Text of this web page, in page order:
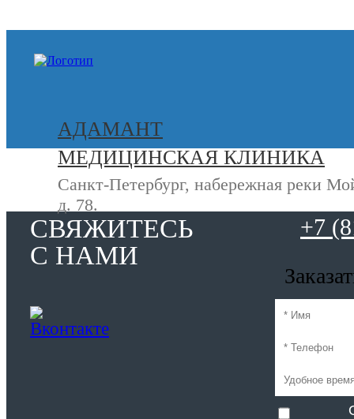
АДАМАНТ
МЕДИЦИНСКАЯ КЛИНИКА
Санкт-Петербург, набережная реки
д. 78.
СВЯЖИТЕСЬ
С НАМИ
+7